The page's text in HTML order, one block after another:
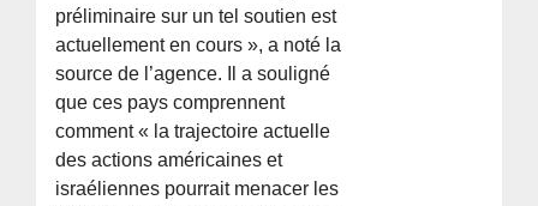
préliminaire sur un tel soutien est
actuellement en cours », a noté la
source de l’agence. Il a souligné
que ces pays comprennent
comment « la trajectoire actuelle
des actions américaines et
israéliennes pourrait menacer les